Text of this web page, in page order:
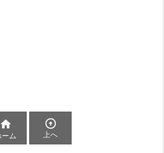

ーム

上へ